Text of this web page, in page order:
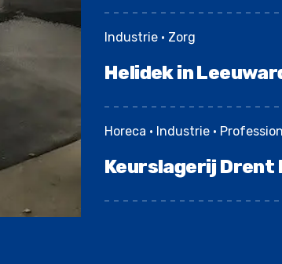
Industrie • Zorg
Helidek in
Horeca • Industrie •
Keurslagerij Drent